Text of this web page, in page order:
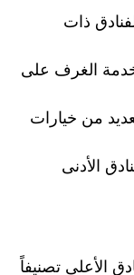
ذات
خدمة الغرف على
من خيارات
الأدنى
الأعلى تصنيفاً